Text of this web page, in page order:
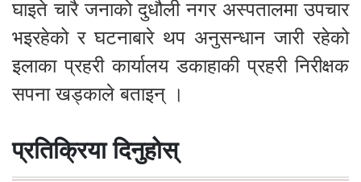
घाइते चारै जनाको दुधौली नगर अस्पतालमा उपचार
भइरहेको र घटनाबारे थप अनुसन्धान जारी रहेको
इलाका प्रहरी कार्यालय डकाहाकी प्रहरी निरीक्षक
सपना खड्काले बताइन् ।
प्रतिक्रिया दिनुहोस्